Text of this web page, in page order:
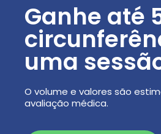
Ganhe até
uma
O volume e valores são
avaliação médica.